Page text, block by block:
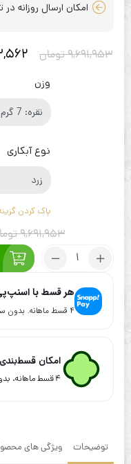
امکان ارسال روزانه در
9,691,953تومان
وزن
نوع آبکاری
پاک کردن
9,691,953
تعداد:
آب
طلا
طرح
هر قسط با
۴ قسط ماهانه. بدون سود، چک و ضامن.
امکان
۴ قسط ماهانه. بدون سود، چک و ضامن.
توضیحات ویژگی های